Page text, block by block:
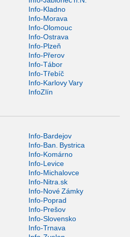
Info-Kladno
Info-Morava
Info-Olomouc
Info-Ostrava
Info-Plzeň
Info-Přerov
Info-Tábor
Info-Třebíč
Info-Karlovy Vary
InfoZlín
Info-Bardejov
Info-Ban. Bystrica
Info-Komárno
Info-Levice
Info-Michalovce
Info-Nitra.sk
Info-Nové Zámky
Info-Poprad
Info-Prešov
Info-Slovensko
Info-Trnava